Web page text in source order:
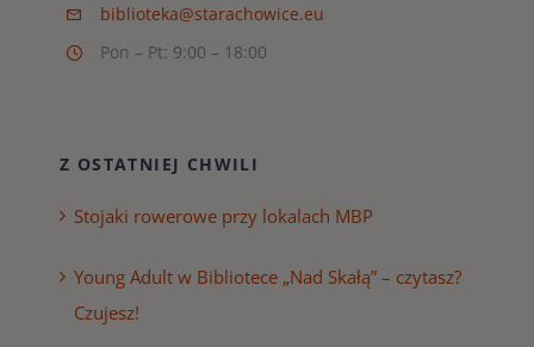
biblioteka@starachowice.eu
Pon – Pt: 9:00 – 18:00
Z OSTATNIEJ CHWILI
Stojaki rowerowe przy lokalach MBP
Young Adult w Bibliotece „Nad Skałą” – czytasz?
Czujesz!